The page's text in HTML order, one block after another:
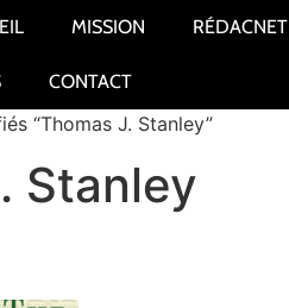
MISSION RÉDACNET
CONTACT
“Thomas J. Stanley”
Stanley